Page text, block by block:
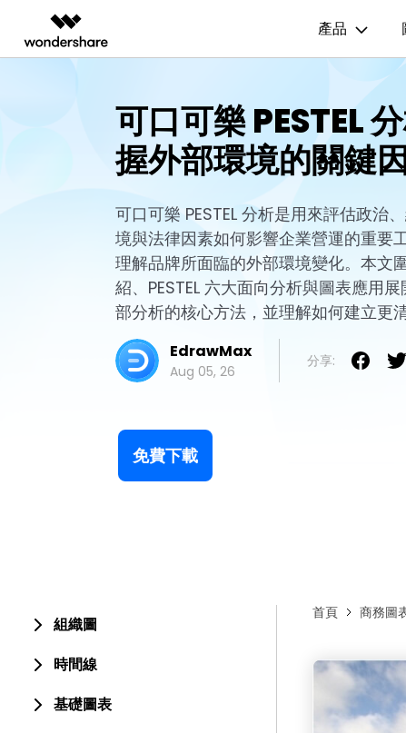
AIGC 數位創意
完整的影片編輯工具。
一站式 AI 創意工作室。
UniConverter
高速媒體轉換工具。
AI 影片、圖片、音樂生成器。
AI 驅動的創意工具。
圖表與圖像產品
EdrawMax
輕鬆繪製圖表。
協作式心智圖工具。
企業
教育
聯盟行銷
PDF 解決
產品
EdrawMax
多合一圖表軟體
商業用途
流程圖
心智圖
組織結構圖
時間軸
甘特圖
網
資源範本
EdrawMax 社區
EdrawMind 畫廊
可口可樂 PESTEL
握外部環境的關鍵
可口可樂 PESTEL 分析是用來評估政治
境與法律因素如何影響企業營運的重要
理解品牌所面臨的外部環境變化。本文
紹、PESTEL 六大面向分析與圖表應用
部分析的核心方法，並理解如何建立更
EdrawMax
Aug 05, 26
分享:
免費下載
組織圖
時間線
基礎圖表
首頁 商務圖